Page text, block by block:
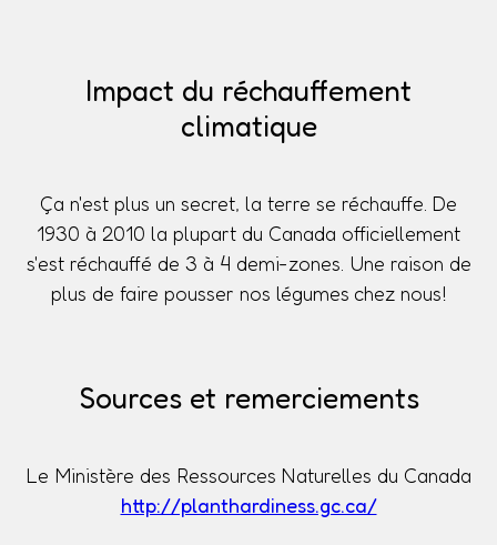
Impact du réchauffement
climatique
Ça n'est plus un secret, la terre se réchauffe. De
1930 à 2010 la plupart du Canada officiellement
s'est réchauffé de 3 à 4 demi-zones. Une raison de
plus de faire pousser nos légumes chez nous!
Sources et remerciements
Le Ministère des Ressources Naturelles du Canada
http://planthardiness.gc.ca/